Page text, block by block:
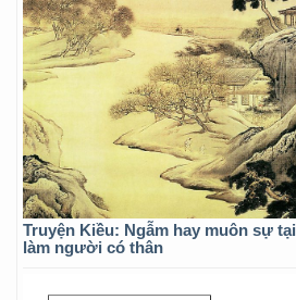
Truyện Kiều: Ngẫm hay muôn sự
làm người có thân